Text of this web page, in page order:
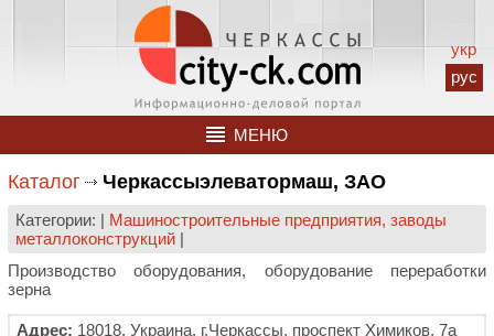
укр
рус
МЕНЮ
Каталог Черкассыэлеватормаш, ЗАО
Категории: | Машиностроительные предприятия, заводы
металлоконструкций |
Производство оборудования, оборудование переработки
зерна
Адрес: 18018, Украина, г.Черкассы, проспект Химиков, 7а